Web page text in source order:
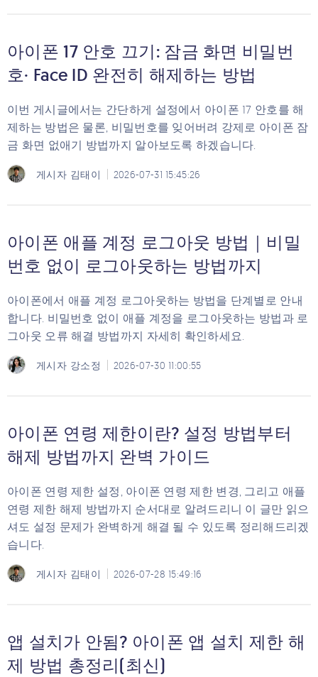
아이폰 17 안호 끄기: 잠금 화면 비밀번
호· Face ID 완전히 해제하는 방법
이번 게시글에서는 간단하게 설정에서 아이폰 17 안호를 해
제하는 방법은 물론, 비밀번호를 잊어버려 강제로 아이폰 잠
금 화면 없애기 방법까지 알아보도록 하겠습니다.
게시자 김태이 2026-07-31 15:45:26
아이폰 애플 계정 로그아웃 방법｜비밀
번호 없이 로그아웃하는 방법까지
아이폰에서 애플 계정 로그아웃하는 방법을 단계별로 안내
합니다. 비밀번호 없이 애플 계정을 로그아웃하는 방법과 로
그아웃 오류 해결 방법까지 자세히 확인하세요.
게시자 강소정 2026-07-30 11:00:55
아이폰 연령 제한이란? 설정 방법부터
해제 방법까지 완벽 가이드
아이폰 연령 제한 설정, 아이폰 연령 제한 변경, 그리고 애플
연령 제한 해제 방법까지 순서대로 알려드리니 이 글만 읽으
셔도 설정 문제가 완벽하게 해결 될 수 있도록 정리해드리겠
습니다.
게시자 김태이 2026-07-28 15:49:16
앱 설치가 안됨? 아이폰 앱 설치 제한 해
제 방법 총정리(최신)